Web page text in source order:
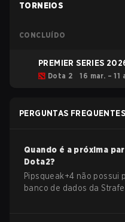
TORNEIOS
CONCLUÍDO
PREMIER SERIES
Dota 2 16 mar. – 11
PERGUNTAS FREQUENTES
Quando é a próxima
Dota2?
Pipsqueak+4 não possui
banco de dados da Strafe.